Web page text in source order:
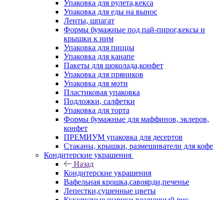
Упаковка для рулета,кекса
Упаковка для еды на вынос
Ленты, шпагат
Формы бумажные под пай-пирог,кексы и
крышки к ним
Упаковка для пиццы
Упаковка для канапе
Пакеты для шоколада,конфет
Упаковка для пряников
Упаковка для моти
Пластиковая упаковка
Подложки, салфетки
Упаковка для торта
Формы бумажные для маффинов, эклеров,
конфет
ПРЕМИУМ упаковка для десертов
Стаканы, крышки, размешиватели для кофе
Кондитерские украшения
Назад
Кондитерские украшения
Вафельная крошка,савоярди,печенье
Лепестки,сушенные цветы